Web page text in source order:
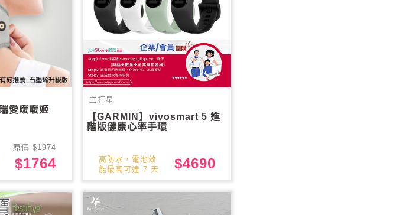
愛暖暖姬
原價 $1974
$1764
主打星
【GARMIN】vivosmart 5 進
階版健康心率手環
高防水，電池效
能最高可達 7 天
$4690